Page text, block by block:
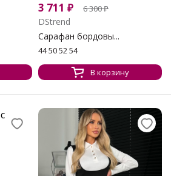
3 711 ₽ 6 300₽
DStrend
Сарафан бордовы...
44 50 52 54
В корзину